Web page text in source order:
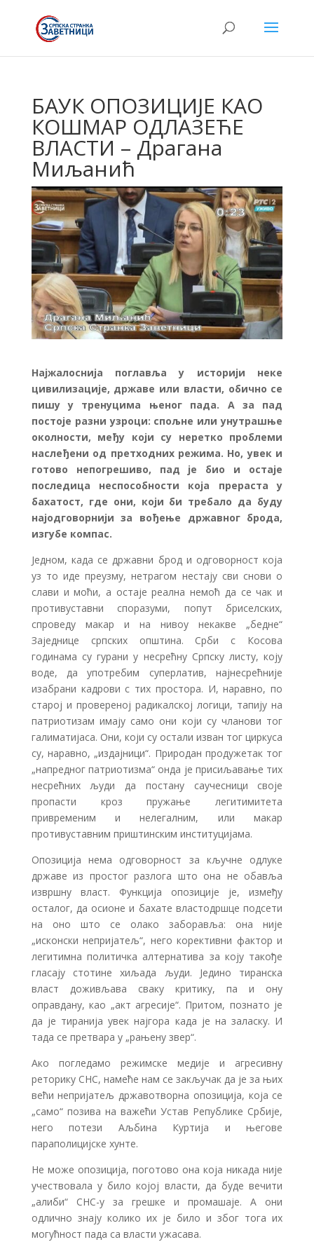
БАУК ОПОЗИЦИЈЕ КАО
КОШМАР ОДЛАЗЕЋЕ
ВЛАСТИ – Драгана
Миљанић
Најжалоснија поглавља у историји неке
цивилизације, државе или власти, обично се
пишу у тренуцима њеног пада. А за пад
постоје разни узроци: спољне или унутрашње
околности, међу који су неретко проблеми
наслеђени од претходних режима. Но, увек и
готово непогрешиво, пад је био и остаје
последица неспособности која прераста у
бахатост, где они, који би требало да буду
најодговорнији за вођење државног брода,
изгубе компас.
Једном, када се државни брод и одговорност која
уз то иде преузму, нетрагом нестају сви снови о
слави и моћи, а остаје реална немоћ да се чак и
противуставни споразуми, попут бриселских,
спроведу макар и на нивоу некакве „бедне“
Заједнице српских општина. Срби с Косова
годинама су гурани у несрећну Српску листу, коју
воде, да употребим суперлатив, најнесрећније
изабрани кадрови с тих простора. И, наравно, по
старој и провереној радикалској логици, тапију на
патриотизам имају само они који су чланови тог
галиматијаса. Они, који су остали изван тог циркуса
су, наравно, „издајници“. Природан продужетак тог
„напредног патриотизма“ онда је присиљавање тих
несрећних људи да постану саучесници своје
пропасти кроз пружање легитимитета
привременим и нелегалним, или макар
противуставним приштинским институцијама.
Опозиција нема одговорност за кључне одлуке
државе из простог разлога што она не обавља
извршну власт. Функција опозиције је, између
осталог, да осионе и бахате властодршце подсети
на оно што се олако заборавља: она није
„исконски непријатељ“, него корективни фактор и
легитимна политичка алтернатива за коју такође
гласају стотине хиљада људи. Једино тиранска
власт доживљава сваку критику, па и ону
оправдану, као „акт агресије“. Притом, познато је
да је тиранија увек најгора када је на заласку. И
тада се претвара у „рањену звер“.
Ако погледамо режимске медије и агресивну
реторику СНС, намеће нам се закључак да је за њих
већи непријатељ државотворна опозиција, која се
„само“ позива на важећи Устав Републике Србије,
него потези Аљбина Куртија и његове
параполицијске хунте.
Не може опозиција, поготово она која никада није
учествовала у било којој власти, да буде вечити
„алиби“ СНС-у за грешке и промашаје. А они
одлично знају колико их је било и због тога их
могућност пада са власти ужасава.